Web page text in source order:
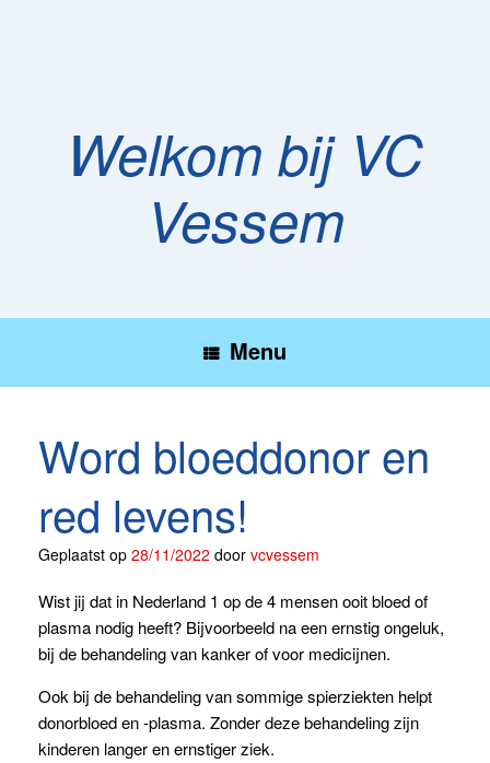
Welkom bij VC
Vessem
Menu
Word bloeddonor en
red levens!
Geplaatst op 28/11/2022 door vcvessem
Wist jij dat in Nederland 1 op de 4 mensen ooit bloed of
plasma nodig heeft? Bijvoorbeeld na een ernstig ongeluk,
bij de behandeling van kanker of voor medicijnen.
Ook bij de behandeling van sommige spierziekten helpt
donorbloed en -plasma. Zonder deze behandeling zijn
kinderen langer en ernstiger ziek.